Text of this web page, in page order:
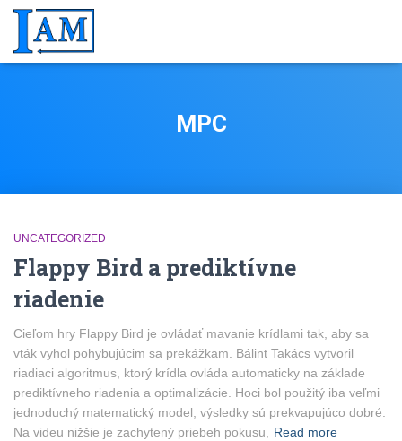
MPC
UNCATEGORIZED
Flappy Bird a prediktívne
riadenie
Cieľom hry Flappy Bird je ovládať mavanie krídlami tak, aby sa
vták vyhol pohybujúcim sa prekážkam. Bálint Takács vytvoril
riadiaci algoritmus, ktorý krídla ovláda automaticky na základe
prediktívneho riadenia a optimalizácie. Hoci bol použitý iba veľmi
jednoduchý matematický model, výsledky sú prekvapujúco dobré.
Na videu nižšie je zachytený priebeh pokusu,
Read more